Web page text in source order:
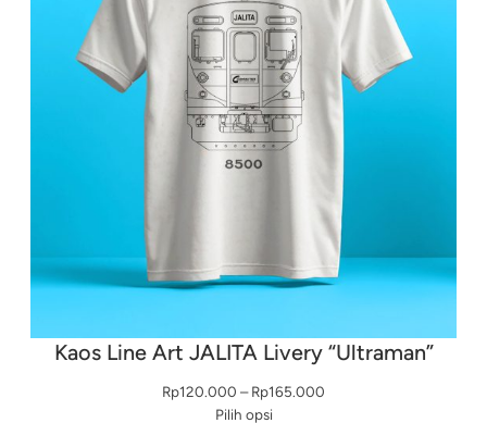
Kaos Line Art JALITA Livery “Ultraman”
Rp120.000 – Rp165.000
Pilih opsi